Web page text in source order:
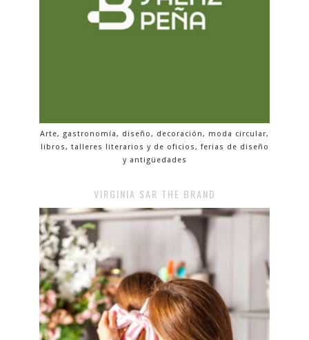
Arte, gastronomía, diseño, decoración, moda circular,
libros, talleres literarios y de oficios, ferias de diseño
y antigüedades
VIRGINIA SAR THE BRAND